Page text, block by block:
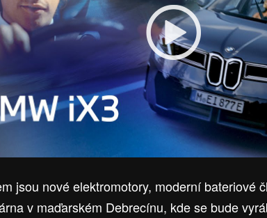
jsou nové elektromotory, moderní bateriové
v maďarském Debrecínu, kde se bude